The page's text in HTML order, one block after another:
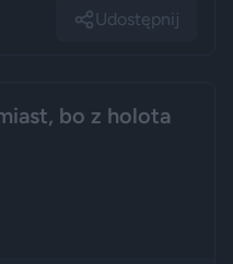
Udostępnij
bo z holota